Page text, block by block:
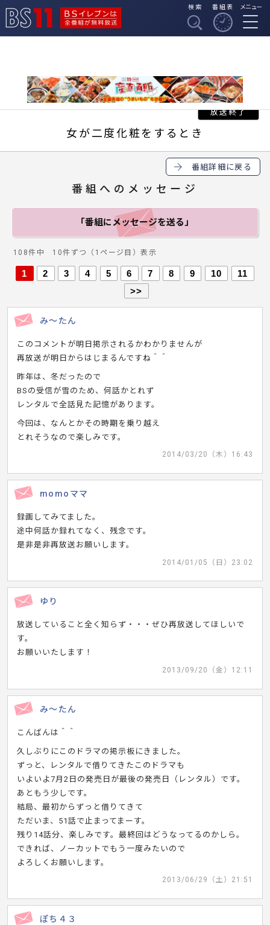
BSイレブンは全番組
検索 番組表 メニュー
女が二度化粧をするとき
番組詳細に戻る
番組へのメッセージ
「番組にメッセージを送る」
108件中 10件ずつ（1ページ目）表示
1 2 3 4 5 6 7 8 9 10
11
>>
み～たん
このコメントが明日掲示されるかわかりませんが
再放送が明日からはじまるんですね＾＾
昨年は、冬だったので
BSの受信が雪のため、何話かとれず
レンタルで全話見た記憶があります。
今回は、なんとかその時期を乗り越え
とれそうなので楽しみです。
2014/03/20（木）16:43
momoママ
録画してみてました。
途中何話か録れてなく、残念です。
是非是非再放送お願いします。
2014/01/05（日）23:02
ゆり
放送していること全く知らず・・・ぜひ再放送してほしいで
す。
お願いいたします！
2013/09/20（金）12:11
み～たん
こんばんは＾＾
久しぶりにこのドラマの掲示板にきました。
ずっと、レンタルで借りてきたこのドラマも
いよいよ7月2日の発売日が最後の発売日（レンタル）です。
あともう少しです。
結局、最初からずっと借りてきて
ただいま、51話で止まってまーす。
残り14話分、楽しみです。最終回はどうなってるのかしら。
できれば、ノーカットでもう一度みたいので
よろしくお願いします。
2013/06/29（土）21:51
ぽち４３